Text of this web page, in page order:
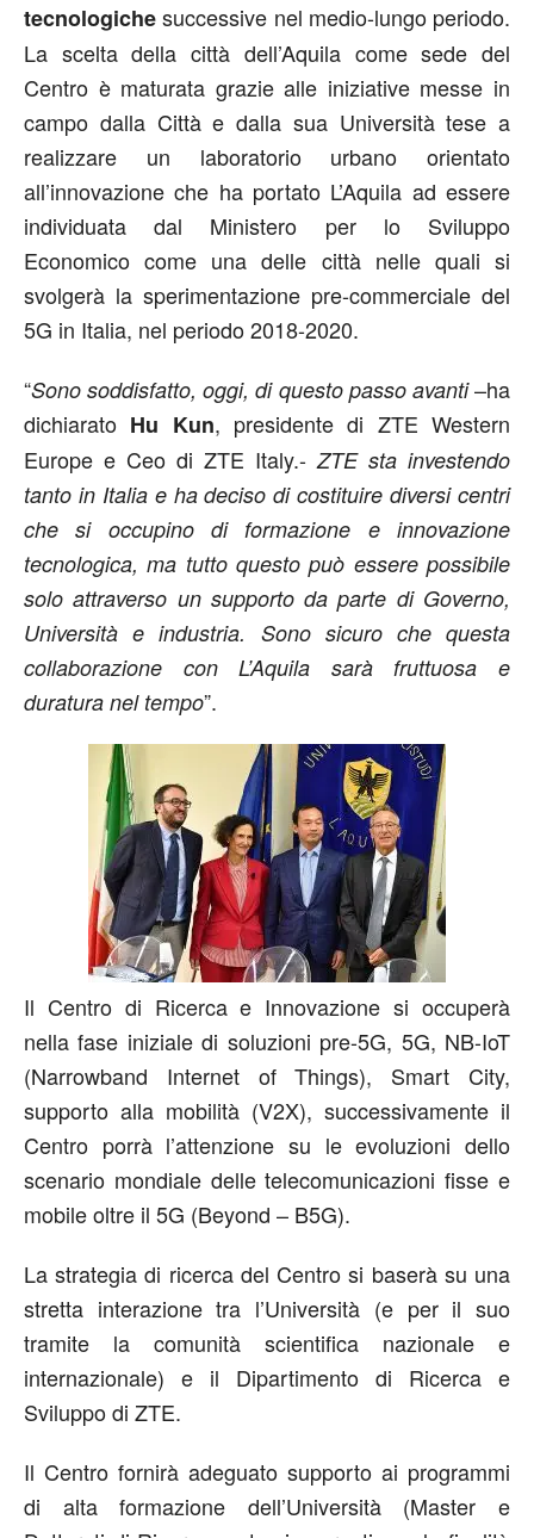
tecnologichesuccessive nel medio-lungo periodo.
La scelta della città dell’Aquila come sede del
Centro è maturata grazie alle iniziative messe in
campo dalla Città e dalla sua Università tese a
realizzare un laboratorio urbano orientato
all’innovazione che ha portato L’Aquila ad essere
individuata dal Ministero per lo Sviluppo
Economico come una delle città nelle quali si
svolgerà la sperimentazione pre-commerciale del
5G in Italia, nel periodo 2018-2020.
“Sono soddisfatto, oggi, di questo passo avanti–ha
dichiarato Hu Kun, presidente di ZTE Western
Europe e Ceo di ZTE Italy.- ZTE sta investendo
tanto in Italia e ha deciso di costituire diversi centri
che si occupino di formazione e innovazione
tecnologica, ma tutto questo può essere possibile
solo attraverso un supporto da parte di Governo,
Università e industria. Sono sicuro che questa
collaborazione con L’Aquila sarà fruttuosa e
duratura nel tempo”.
Il Centro di Ricerca e Innovazione si occuperà
nella fase iniziale di soluzioni pre-5G, 5G, NB-IoT
(Narrowband Internet of Things), Smart City,
supporto alla mobilità (V2X), successivamente il
Centro porrà l’attenzione su le evoluzioni dello
scenario mondiale delle telecomunicazioni fisse e
mobile oltre il 5G (Beyond – B5G).
La strategia di ricerca del Centro si baserà su una
stretta interazione tra l’Università (e per il suo
tramite la comunità scientifica nazionale e
internazionale) e il Dipartimento di Ricerca e
Sviluppo di ZTE.
Il Centro fornirà adeguato supporto ai programmi
di alta formazione dell’Università (Master e